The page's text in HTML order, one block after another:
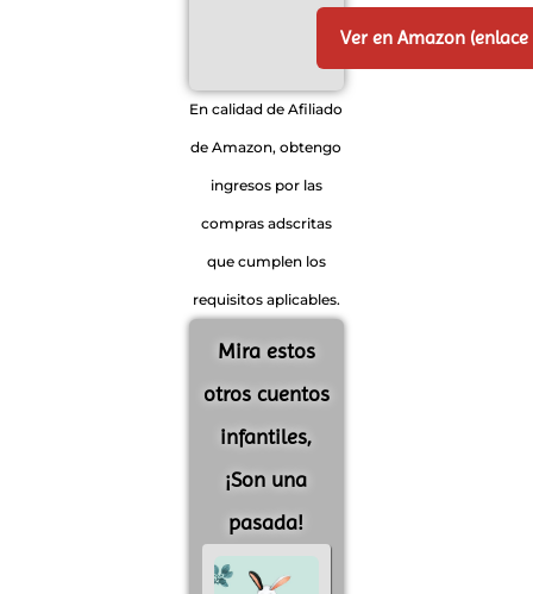
Ver en Amazon
En calidad de Afiliado
de Amazon, obtengo
ingresos por las
compras adscritas
que cumplen los
requisitos aplicables.
Mira estos
otros cuentos
infantiles,
¡Son una
pasada!